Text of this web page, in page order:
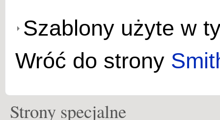
Szablony użyte w
Wróć do strony
Strony specjalne